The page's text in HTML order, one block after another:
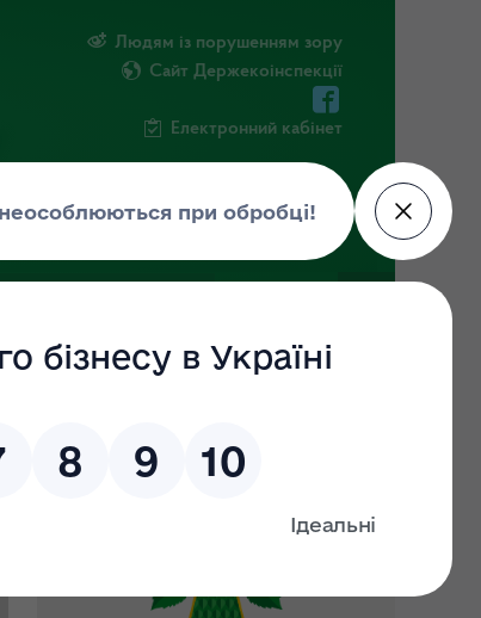
Людям із порушенням зору
Сайт Держекоінспекції
Електронний кабінет